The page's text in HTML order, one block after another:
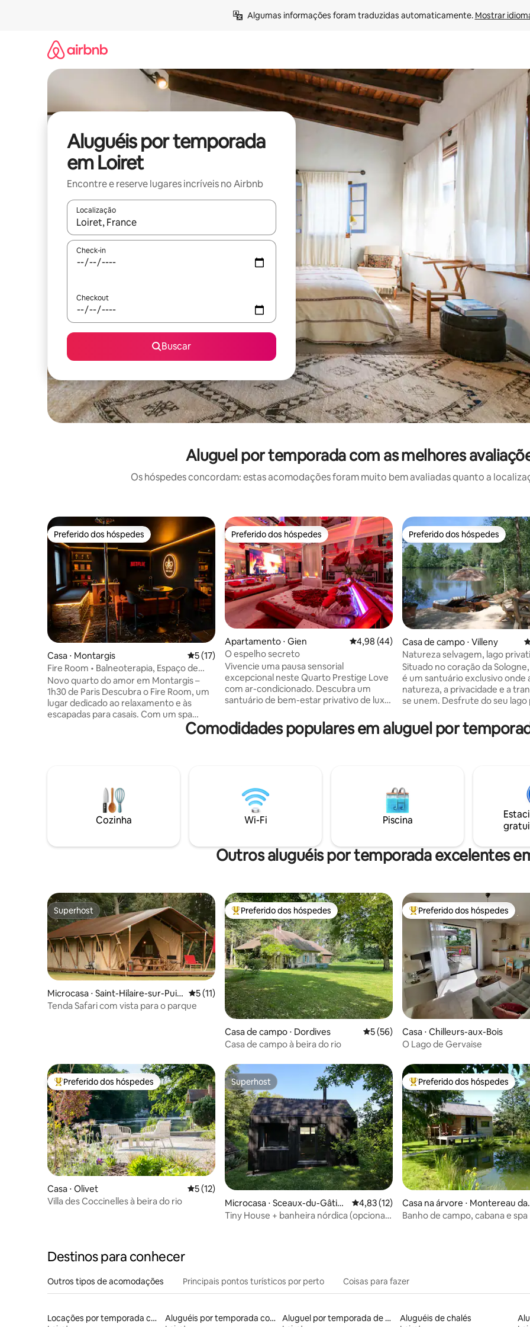
Algumas informações foram traduzidas automaticamente. Mostrar
Aluguéis por temporada
em Loiret
Encontre e reserve lugares incríveis no Airbnb
Localização
Quando os resultados estiverem disponíveis, explore-os usando as seta para cima e para baixo do teclado ou tocando
Check-in
Checkout
Buscar
Aluguel por temporada com as melhores
Os hóspedes concordam: estas acomodações foram muito bem avaliadas quanto a
Preferido dos hóspedes
Preferido dos hóspedes
Casa ⋅ Montargis 5 de uma avaliação média de 5, 17 avaliações
5 (17)
Fire Room • Balneoterapia, Espaço de
Massagem e Sala BDSM
Novo quarto do amor em Montargis –
1h30 de Paris Descubra o Fire Room, um
lugar dedicado ao relaxamento e às
escapadas para casais. Com um spa
atmosfera romântica, tudo foi pensado
aconchegante com cama king size 🍽️
Cozinha totalmente equipada 📺 Sala de
relaxamento com TV grande Banheiro 🚿
moderno 📶 Wi-Fi de alta velocidade 🔑
Preferido dos hóspedes
Preferido dos hóspedes
Apartamento ⋅ Gien 4,98 de uma avaliação média de 5, 44
4,98 (44)
O espelho secreto
Vivencie uma pausa sensorial
excepcional neste Quarto Prestige Love
com ar-condicionado. Descubra um
santuário de bem-estar privativo de luxo,
com chuveiro de alta pressão. •
Relaxamento: poltronas de massagem
(forno, micro-ondas, cafeteira, airfryer).
O local perfeito para uma noite
romântica inesquecível. Reserve seu
momento inesquecível.
Preferido dos hóspedes
Preferido dos hóspedes
Casa de campo ⋅ Villeny
Natureza selvagem, lago
perto de Chambord
Situado no coração da
é um santuário exclusivo onde
natureza, a privacidade e a
se unem. Desfrute do seu lago privativo,
espaçoso pontão com pores
tirar o fôlego, de um chalé com
inverno, de uma grande lareira
Veados, martins-pescadores,
libélulas e inúmeras outras
tornam cada dia uma
Comodidades populares em aluguel por
Cozinha Wi-Fi Piscina
Outros aluguéis por temporada excelentes
Superhost
Superhost
Microcasa ⋅ Saint-Hilaire-sur-Puis
eaux
5 de uma avaliação média de 5, 11 avaliações
5 (11)
Tenda Safari com vista para o parque
Entre os melhores preferidos dos hóspedes
Preferido dos hóspedes
Casa de campo ⋅ Dordives 5 de uma avaliação média de 5, 56
5 (56)
Casa de campo à beira do rio
Entre os melhores preferidos
Preferido dos hóspedes
Casa ⋅ Chilleurs-aux-Bois
O Lago de Gervaise
Entre os melhores preferidos dos hóspedes
Preferido dos hóspedes
Casa ⋅ Olivet 5 de uma avaliação média de 5, 12 avaliações
5 (12)
Villa des Coccinelles à beira do rio
Superhost
Superhost
Microcasa ⋅ Sceaux-du-Gâtina
is
4,83 de uma avaliação média de 5, 12
4,83 (12)
Tiny House + banheira nórdica (opcional)
Entre os melhores preferidos
Preferido dos hóspedes
Casa na árvore ⋅ Montereau
s le Loiret
Banho de campo, cabana e spa
Destinos para conhecer
Outros tipos de acomodações Principais pontos turísticos por perto Coisas para fazer
Locações por temporada com piscina
Aluguéis por temporada com sauna
Aluguel por temporada de casas de hóspedes
Aluguéis de chalés